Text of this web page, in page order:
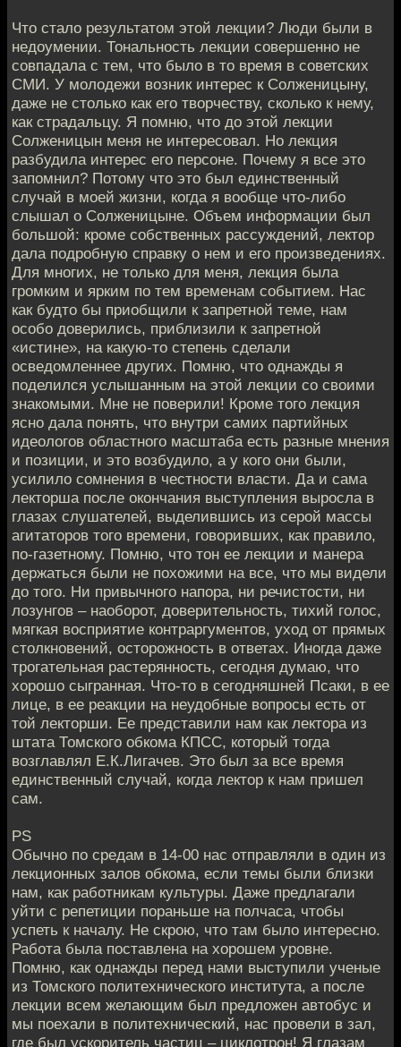
Что стало результатом этой лекции? Люди были в
недоумении. Тональность лекции совершенно не
совпадала с тем, что было в то время в советских
СМИ. У молодежи возник интерес к Солженицыну,
даже не столько как его творчеству, сколько к нему,
как страдальцу. Я помню, что до этой лекции
Солженицын меня не интересовал. Но лекция
разбудила интерес его персоне. Почему я все это
запомнил? Потому что это был единственный
случай в моей жизни, когда я вообще что-либо
слышал о Солженицыне. Объем информации был
большой: кроме собственных рассуждений, лектор
дала подробную справку о нем и его произведениях.
Для многих, не только для меня, лекция была
громким и ярким по тем временам событием. Нас
как будто бы приобщили к запретной теме, нам
особо доверились, приблизили к запретной
«истине», на какую-то степень сделали
осведомленнее других. Помню, что однажды я
поделился услышанным на этой лекции со своими
знакомыми. Мне не поверили! Кроме того лекция
ясно дала понять, что внутри самих партийных
идеологов областного масштаба есть разные мнения
и позиции, и это возбудило, а у кого они были,
усилило сомнения в честности власти. Да и сама
лекторша после окончания выступления выросла в
глазах слушателей, выделившись из серой массы
агитаторов того времени, говоривших, как правило,
по-газетному. Помню, что тон ее лекции и манера
держаться были не похожими на все, что мы видели
до того. Ни привычного напора, ни речистости, ни
лозунгов – наоборот, доверительность, тихий голос,
мягкая восприятие контраргументов, уход от прямых
столкновений, осторожность в ответах. Иногда даже
трогательная растерянность, сегодня думаю, что
хорошо сыгранная. Что-то в сегодняшней Псаки, в ее
лице, в ее реакции на неудобные вопросы есть от
той лекторши. Ее представили нам как лектора из
штата Томского обкома КПСС, который тогда
возглавлял Е.К.Лигачев. Это был за все время
единственный случай, когда лектор к нам пришел
сам.
PS
Обычно по средам в 14-00 нас отправляли в один из
лекционных залов обкома, если темы были близки
нам, как работникам культуры. Даже предлагали
уйти с репетиции пораньше на полчаса, чтобы
успеть к началу. Не скрою, что там было интересно.
Работа была поставлена на хорошем уровне.
Помню, как однажды перед нами выступили ученые
из Томского политехнического института, а после
лекции всем желающим был предложен автобус и
мы поехали в политехнический, нас провели в зал,
где был ускоритель частиц – циклотрон! Я глазам